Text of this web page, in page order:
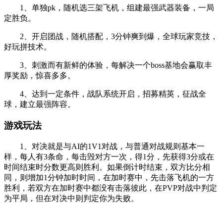
1、单独pk，随机选三架飞机，组建最强武器装备，一局
定胜负。
2、开启团战，随机搭配，3分钟爽到爆，全球玩家竞技，
好玩拼技术。
3、刺激而有新鲜的体验，每解决一个boss基地会赢取丰
厚奖励，惊喜多多。
4、达到一定条件，战队系统开启，招募精英，征战全
球，建立最强阵容。
游戏玩法
1、对决就是与AI的1V1对战，与普通对战规则基本一
样，每人有3条命，每击毁对方一次，得1分，先获得3分或在
时间结束时分数更高则胜利。如果倒计时结束，双方比分相
同，则增加1分钟加时时间，在加时赛中，先击落飞机的一方
胜利，若双方在加时赛中都没有击落彼此，在PVP对战中判定
为平局，但在对决中则判定你为失败。